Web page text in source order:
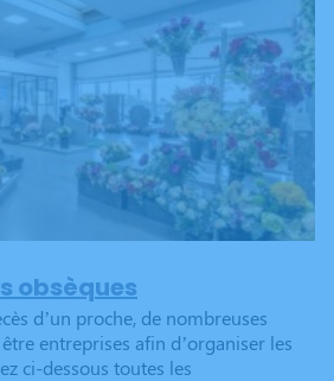
obsèques
d’un proche, de nombreuses
entreprises afin d’organiser les
ci-dessous toutes les